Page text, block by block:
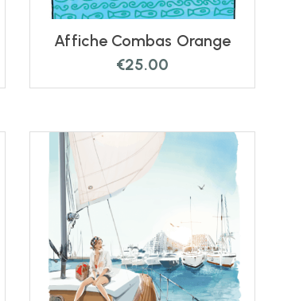
Affiche Combas Orange
€25.00